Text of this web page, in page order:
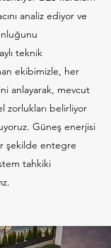
analiz ediyor ve
teknik
ekibimizle, her
anlayarak, mevcut
zorlukları belirliyor
Güneş enerjisi
şekilde entegre
tahkiki